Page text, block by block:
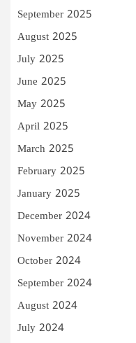
September 2025
August 2025
July 2025
June 2025
May 2025
April 2025
March 2025
February 2025
January 2025
December 2024
November 2024
October 2024
September 2024
August 2024
July 2024